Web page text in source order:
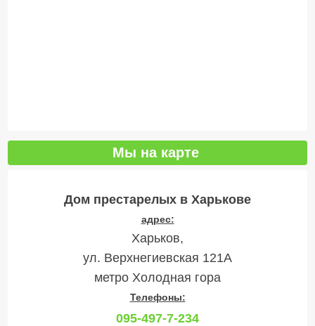
Мы на карте
Дом престарелых в Харькове
адрес:
Харьков,
ул. Верхнегиевская 121А
метро Холодная гора
Телефоны:
095-497-7-234